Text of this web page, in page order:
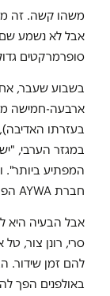
משהו קשה. זה
אבל לא נשמע שם
סופרמרקטים
בשבוע שעבר,
ארבעה-חמישה
בעזרתו
במגזר הערבי,
המפתיע ביותר".
חברת AYWA הפועלת במגזר.
אבל הבעיה היא
סרי, רונן צור,
להם זמן שידור.
באולפנים הפך